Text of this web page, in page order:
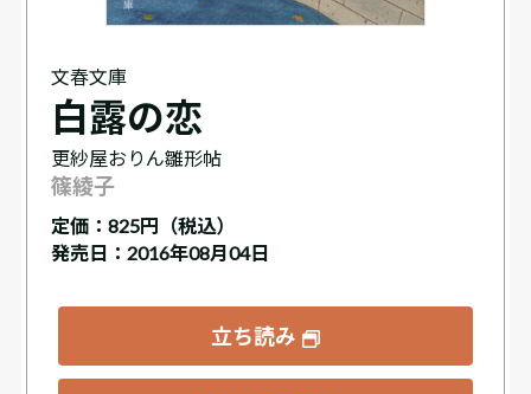
文春文庫
白露の恋
更紗屋おりん雛形帖
篠綾子
定価： 825円（税込）
発売日：2016年08月04日
立ち読み